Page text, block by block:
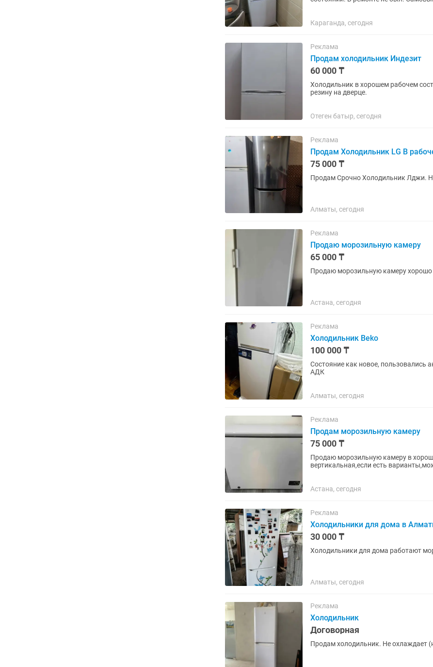
Караганда, сегодня
Реклама
Продам холодильник Индезит
60 000 ₸
Холодильник в хорошем рабочем
резину на дверце.
Отеген батыр, сегодня
Реклама
Продам Холодильник LG В
75 000 ₸
Алматы, сегодня
Реклама
Продаю морозильную камеру
65 000 ₸
Продаю морозильную камеру хорошо
Астана, сегодня
Реклама
Холодильник Beko
100 000 ₸
Состояние как новое, пользовались
АДК
Алматы, сегодня
Реклама
Продам морозильную камеру
75 000 ₸
Продаю морозильную камеру в
вертикальная,если есть
Астана, сегодня
Реклама
Холодильники для дома в
30 000 ₸
Холодильники для дома работают
Алматы, сегодня
Реклама
Холодильник
Договорная
Продам холодильник. Не охлаждает